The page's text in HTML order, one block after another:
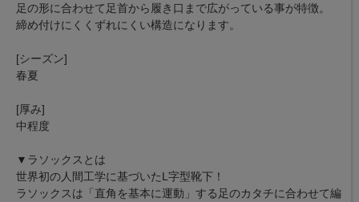
足の形に合わせて足首から履き口まで広がっている事が特徴。
締め付けにくくずれにくい構造になります。
[シーズン]
春夏
[厚み]
中程度
▼ラソックスとは
世界初の人間工学に基づいたL字型靴下！
ラソックスは「直角を基本に運動」する足のカタチに合わせて編